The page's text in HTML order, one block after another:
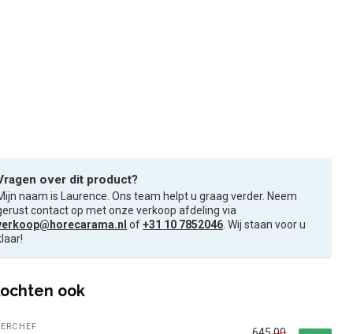
over dit product?
naam is Laurence. Ons team helpt u graag verder. Neem
contact op met onze verkoop afdeling via
of+31 10 7852046 . Wij staan voor u
ook